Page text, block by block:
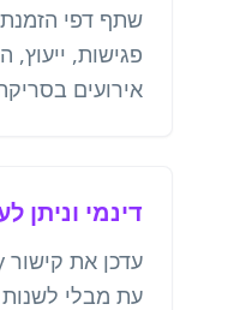
שתף דפי הזמנת
פגישות, ייעוץ,
אירועים
דינמי וניתן